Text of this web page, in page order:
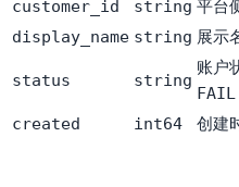
customer_id string 平台
display_name string 展示
status string
账户
FAIL
created
int64 创建